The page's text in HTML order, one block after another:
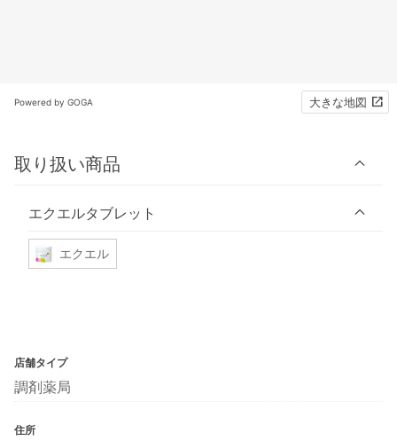
Powered by GOGA 大きな地図
取り扱い商品
エクエルタブレット
エクエル
店舗タイプ
調剤薬局
住所